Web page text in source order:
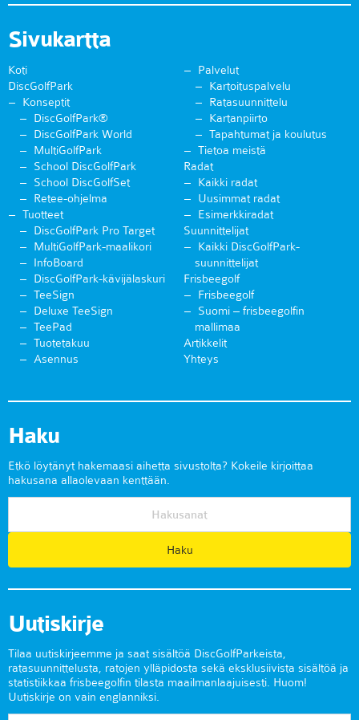
Sivukartta
Koti
DiscGolfPark
Konseptit
DiscGolfPark®
DiscGolfPark World
MultiGolfPark
School DiscGolfPark
School DiscGolfSet
Retee-ohjelma
Tuotteet
DiscGolfPark Pro Target
MultiGolfPark-maalikori
InfoBoard
DiscGolfPark-kävijälaskuri
TeeSign
Deluxe TeeSign
TeePad
Tuotetakuu
Asennus
Palvelut
Kartoituspalvelu
Ratasuunnittelu
Kartanpiirto
Tapahtumat ja koulutus
Tietoa meistä
Radat
Kaikki radat
Uusimmat radat
Esimerkkiradat
Suunnittelijat
Kaikki DiscGolfPark-
suunnittelijat
Frisbeegolf
Frisbeegolf
Suomi – frisbeegolfin
mallimaa
Artikkelit
Yhteys
Haku
Etkö löytänyt hakemaasi aihetta sivustolta? Kokeile kirjoittaa
hakusana allaolevaan kenttään.
Uutiskirje
Tilaa uutiskirjeemme ja saat sisältöä DiscGolfParkeista,
ratasuunnittelusta, ratojen ylläpidosta sekä eksklusiivista sisältöä ja
statistiikkaa frisbeegolfin tilasta maailmanlaajuisesti. Huom!
Uutiskirje on vain englanniksi.